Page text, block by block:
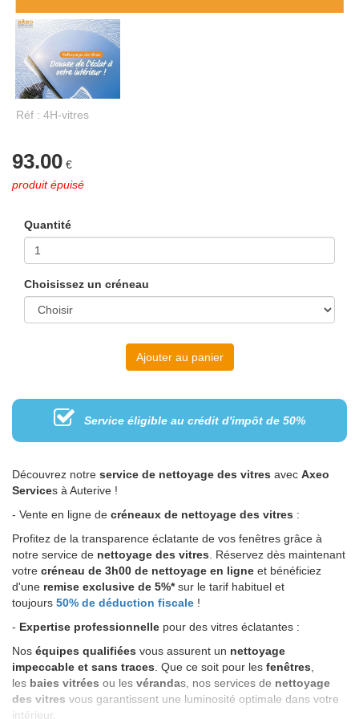
Réf : 4H-vitres
93.00 €
produit épuisé
Quantité
Choisissez un créneau
Ajouter au panier
Service éligible au crédit d'impôt de 50%
Découvrez notre service de nettoyage des vitres avec Axeo
Services à Auterive !
- Vente en ligne de créneaux de nettoyage des vitres :
Profitez de la transparence éclatante de vos fenêtres grâce à
notre service de nettoyage des vitres . Réservez dès maintenant
votre créneau de 3h00 de nettoyage en ligne et bénéficiez
d'une remise exclusive de 5%*sur le tarif habituel et
toujours 50% de déduction fiscale !
- Expertise professionnelle pour des vitres éclatantes :
Nos équipes qualifiées vous assurent un nettoyage
impeccable et sans traces . Que ce soit pour les fenêtres
les baies vitrées ou les vérandas, nos services de nettoyage
des vitres vous garantissent une luminosité optimale dans votre
intérieur.